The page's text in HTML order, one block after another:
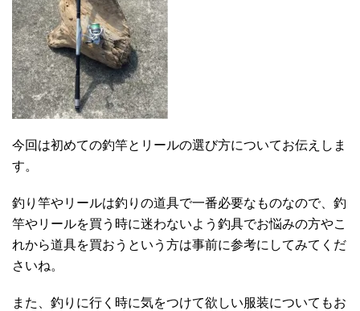
今回は初めての釣竿とリールの選び方についてお伝えしま
す。
釣り竿やリールは釣りの道具で一番必要なものなので、釣
竿やリールを買う時に迷わないよう釣具でお悩みの方やこ
れから道具を買おうという方は事前に参考にしてみてくだ
さいね。
また、釣りに行く時に気をつけて欲しい服装についてもお